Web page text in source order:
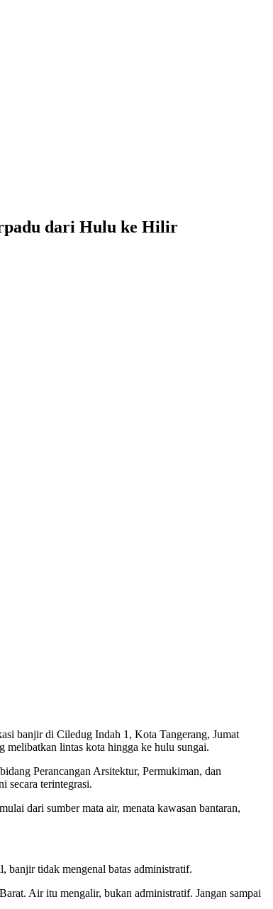
dari Hulu ke Hilir
banjir di Ciledug Indah 1, Kota Tangerang, Jumat
melibatkan lintas kota hingga ke hulu sungai.
Perancangan Arsitektur, Permukiman, dan
secara terintegrasi.
dari sumber mata air, menata kawasan bantaran,
banjir tidak mengenal batas administratif.
Air itu mengalir, bukan administratif. Jangan sampai